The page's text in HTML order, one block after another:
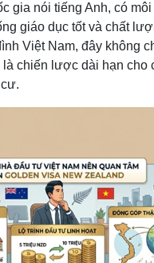
gia nói tiếng Anh, có
giáo dục tốt và chất
Việt Nam, đây không
chiến lược dài hạn cho